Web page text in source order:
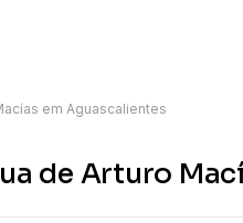
em Aguascalientes
de Arturo